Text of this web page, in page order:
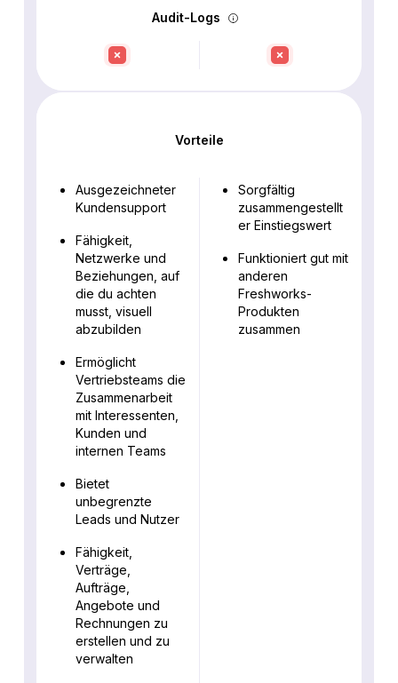
Audit-Logs
Vorteile
Ausgezeichneter
Kundensupport
Fähigkeit,
Netzwerke und
Beziehungen, auf
die du achten
musst, visuell
abzubilden
Ermöglicht
Vertriebsteams die
Zusammenarbeit
mit Interessenten,
Kunden und
internen Teams
Bietet
unbegrenzte
Leads und Nutzer
Fähigkeit,
Verträge,
Aufträge,
Angebote und
Rechnungen zu
erstellen und zu
verwalten
Sorgfältig
zusammengestellt
er Einstiegswert
Funktioniert gut mit
anderen
Freshworks-
Produkten
zusammen